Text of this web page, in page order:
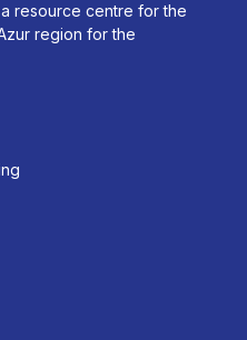
resource centre for the
region for the